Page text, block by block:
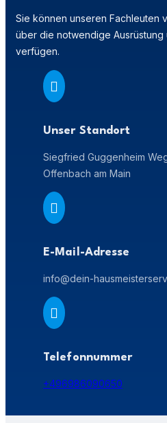
Sie können unseren Fachleuten
über die notwendige
verfügen.

Unser Standort
Siegfried Guggenheim
Offenbach am Main

E-Mail-Adresse
info@dein-

Telefonnummer
+496986090650